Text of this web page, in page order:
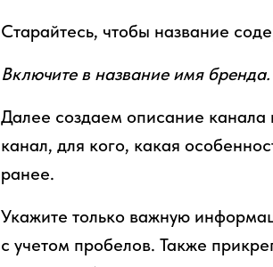
Старайтесь, чтобы название
Включите в название имя бренда.
Далее создаем описание
канал, для кого, какая
ранее.
Укажите только важную
с учетом пробелов. Также